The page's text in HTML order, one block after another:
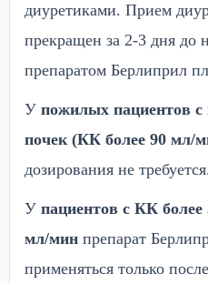
диуретиками. Прием
прекращен за 2-3 дня до
препаратом Берлиприл
У пожилых пациентов
почек (КК более 90 мл/
дозирования не
У пациентов с КК
мл/мин препарат
применяться только